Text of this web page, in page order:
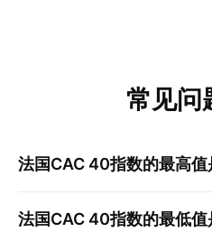
常见问
法国CAC 40指数的最高值
法国CAC 40指数的最低值